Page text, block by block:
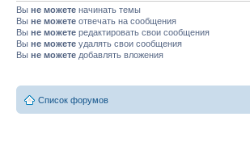
Вы не можете начинать темы
Вы не можете отвечать на сообщения
Вы не можете редактировать свои сообщения
Вы не можете удалять свои сообщения
Вы не можете добавлять вложения
Список форумов